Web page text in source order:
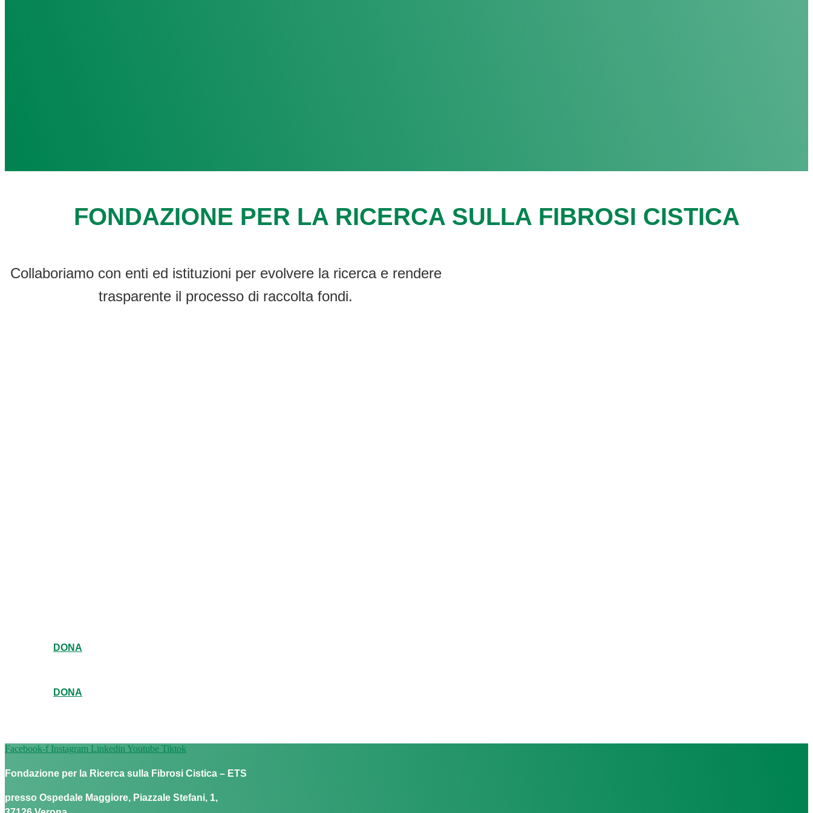
FONDAZIONE PER LA RICERCA SULLA FIBROSI CISTICA
Collaboriamo con enti ed istituzioni per evolvere la ricerca e rendere
trasparente il processo di raccolta fondi.
DONA
DONA
Facebook-f Instagram Linkedin Youtube Tiktok
Fondazione per la Ricerca sulla Fibrosi Cistica – ETS
presso Ospedale Maggiore, Piazzale Stefani, 1,